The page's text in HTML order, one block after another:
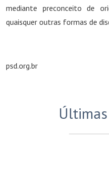
mediante preconceito de
quaisquer outras formas de
psd.org.br
Últimas